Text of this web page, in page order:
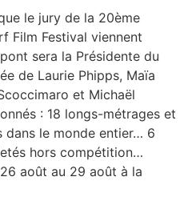
le jury de la 20ème
Film Festival viennent
sera la Présidente du
de Laurie Phipps, Maïa
et Michaël
: 18 longs-métrages et
dans le monde entier… 6
hors compétition…
août au 29 août à la